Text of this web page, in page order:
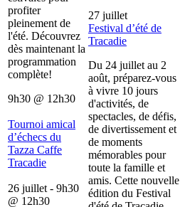
profiter
pleinement de
l'été. Découvrez
dès maintenant la
programmation
complète!
9h30 @ 12h30
Tournoi amical
d’échecs du
Tazza Caffe
Tracadie
26 juillet - 9h30
@ 12h30
27 juillet
Festival d’été de
Tracadie
Du 24 juillet au 2
août, préparez-vous
à vivre 10 jours
d'activités, de
spectacles, de défis,
de divertissement et
de moments
mémorables pour
toute la famille et
amis. Cette nouvelle
édition du Festival